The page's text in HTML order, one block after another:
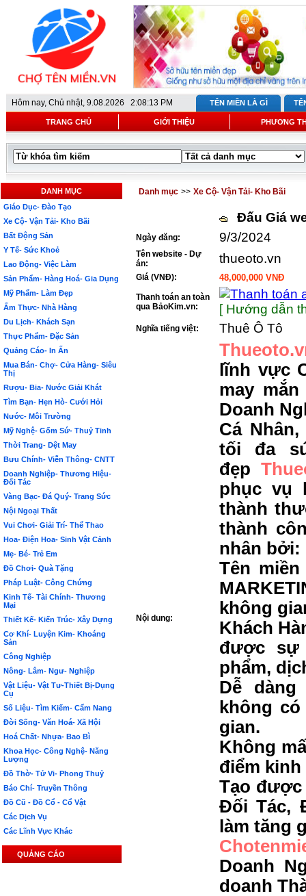
Hôm nay, Chủ nhật, 9.08.2026 2:08:13 PM TÊN MIỀN LÀ GÌ
TRANG CHỦ GIỚI THIỆU PHƯƠNG
DANH MỤC
Giáo Dục- Đào Tạo
Xe Cộ- Vận Tải- Kho Bãi
Bất Động Sản
Y Tế- Sức Khoẻ
Lao Động- Việc Làm
Sản Phẩm- Hàng Hoá- Gia Dụng
Mỹ Phẩm- Làm Đẹp
Ẩm Thực- Nhà Hàng
Du Lịch- Khách Sạn
Thực Phẩm- Đặc Sản
Quảng Cáo- In Ấn
Mua Bán- Chợ- Cửa Hàng- Siêu
Thị
Rượu- Bia- Nước Giải Khát
Tìm Bạn- Hẹn Hò- Cưới Hỏi
Nước- Môi Trường
Mỹ Nghệ- Gốm Sứ- Thuỷ Tinh
Thời Trang- Dệt May
Bưu Chính- Viễn Thông- CNTT
Doanh Nghiệp- Thương Hiệu-
Đối Tác
Vàng Bạc- Đá Quý- Trang Sức
Nội Ngoại Thất
Vui Chơi- Giải Trí- Thể Thao
Hoa- Điện Hoa- Sinh Vật Cảnh
Mẹ- Bé- Trẻ Em
Đồ Chơi- Quà Tặng
Pháp Luật- Công Chứng
Kinh Tế- Tài Chính- Thương
Mại
Thiết Kế- Kiến Trúc- Xây Dựng
Cơ Khí- Luyện Kim- Khoáng
Sản
Công Nghiệp
Nông- Lâm- Ngư- Nghiệp
Vật Liệu- Vật Tư-Thiết Bị-Dụng
Cụ
Số Liệu- Tìm Kiếm- Cẩm Nang
Đời Sống- Văn Hoá- Xã Hội
Hoá Chất- Nhựa- Bao Bì
Khoa Học- Công Nghệ- Năng
Lượng
Đồ Thờ- Tử Vi- Phong Thuỷ
Báo Chí- Truyền Thông
Đồ Cũ - Đồ Cổ - Cổ Vật
Các Dịch Vụ
Các Lĩnh Vực Khác
QUẢNG CÁO
Danh mục >> Xe Cộ- Vận Tải- Kho Bãi
Đấu Giá
Ngày đăng: 9/3/2024
Tên website - Dự
án:
thueoto.vn
Giá (VNĐ): 48,000,000 VNĐ
Thanh toán an toàn
qua BảoKim.vn:
[ Hướng dẫn
Nghĩa tiếng việt: Thuê Ô Tô
Nội dung:
lĩnh vực
may
Doanh
Cá
tối đa
đẹp
phục vụ
thành
thành
nhân bởi:
Tên
không
Khách
được sự
phẩm,
Dễ
không
gian.
Không
điểm kinh
Tạo được
Đối Tác,
làm tăng
Doanh
doanh